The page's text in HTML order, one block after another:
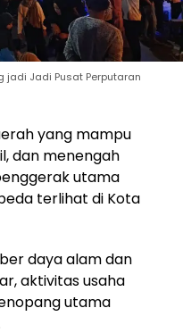
jadi Jadi Pusat Perputaran
yang mampu
dan menengah
utama
terlihat di Kota
daya alam dan
aktivitas usaha
utama